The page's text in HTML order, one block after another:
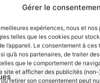
Gérer le
expériences, nous et
telles que les cookies pour
l’appareil. Le consentement à
qu’à nos partenaires, de traiter
que le comportement de
site et afficher des publicités
retirer son consentement peut
(Garantie de la composition
pour les paysans et
: Lavage en
30°), ne pas repasser sur le
sur l’envers